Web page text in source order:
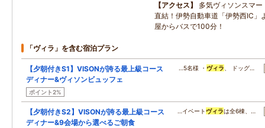
アクセス
多気ヴィソンスマ
直結！伊勢自動車道「伊勢西IC」
屋からバスで100分！
「ヴィラ」を含む宿泊プラン
【夕朝付きS1】VISONが誇る最上級コース
ディナー&ヴィソンビュッフェ
ポイント2%
…5名様 ・ ヴィラ 、 ドッグ…
【夕朝付きS2】VISONが誇る最上級コース
ディナー&9会場から選べるご朝食
…イベート ヴィラは全6棟、…